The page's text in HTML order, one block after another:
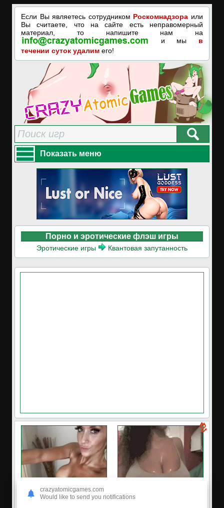
Если Вы являетесь сотрудником Роскомнадзора или
Вы считаете, что на сайте есть неправомерный
материал, то напишите нам на
и мы в
течении суток удалим его!
Показать меню
Порно и эротические флэш игры
Эротические игры Квантовая запутанность
crazyatomicgames.com
Would like to send you notifications